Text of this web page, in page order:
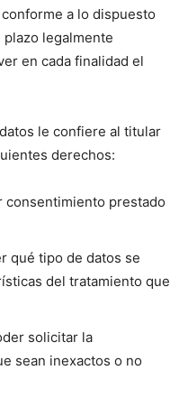
a lo dispuesto
legalmente
en cada finalidad el
le confiere al titular
derechos:
consentimiento prestado
qué tipo de datos se
del tratamiento que
solicitar la
sean inexactos o no